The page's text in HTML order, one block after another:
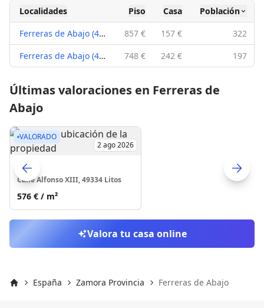
Localidades Piso Casa
Población
Ferreras de Abajo (49335)
857 € 157 €
322
Ferreras de Abajo (49334)
748 € 242 € 197
Últimas valoraciones en Ferreras de
Abajo
Skip to
VALORADO
2 ago 2026
Casa
Calle Alfonso XIII, 49334 Litos
576 € / m²
Valora tu casa online
España Zamora Provincia Ferreras de Abajo